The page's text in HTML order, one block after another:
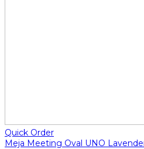
Quick Order
Meja Meeting Oval UNO